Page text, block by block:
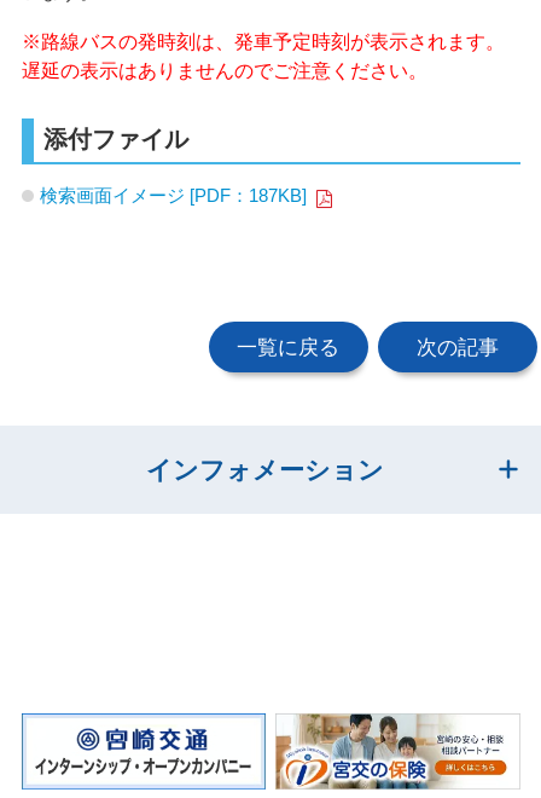
※路線バスの発時刻は、発車予定時刻が表示されます。
遅延の表示はありませんのでご注意ください。
添付ファイル
検索画面イメージ [PDF：187KB]
一覧に戻る 次の記事
インフォメーション